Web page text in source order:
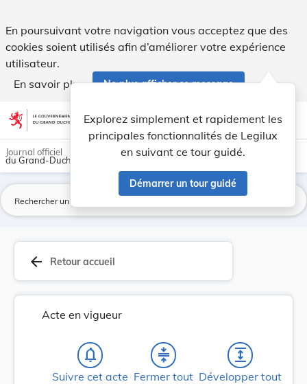
En poursuivant votre navigation vous acceptez que des
cookies soient utilisés afin d’améliorer votre expérience
utilisateur.
En savoir plus
Ne plus afficher ce message
Aller au contenu account_circle help Aide
Explorez simplement et rapidement les
principales fonctionnalités de Legilux
en suivant ce tour guidé.
Démarrer un tour guidé
light_mode dark_mode
Journal officiel
du Grand-Duché de Luxembourg
arrow_back Retour accueil
Acte en vigueur
notifications_none
Suivre cet acte
compress
Fermer tout
expand
Développer tout